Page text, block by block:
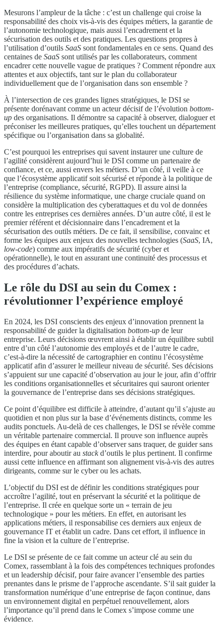
Mesurons l’ampleur de la tâche : c’est un challenge qui croise la
responsabilité des choix vis-à-vis des équipes métiers, la garantie de
l’autonomie technologique, mais aussi l’encadrement et la
sécurisation des outils et des pratiques. Les questions propres à
l’utilisation d’outils SaaS sont fondamentales en ce sens. Quand des
centaines de SaaS sont utilisés par les collaborateurs, comment
encadrer cette nouvelle vague de pratiques ? Comment répondre aux
attentes et aux objectifs, tant sur le plan du collaborateur
individuellement que de l’organisation dans son ensemble ?
À l’intersection de ces grandes lignes stratégiques, le DSI se
présente dorénavant comme un acteur décisif de l’évolution bottom-
up des organisations. Il démontre sa capacité à observer, dialoguer et
préconiser les meilleures pratiques, qu’elles touchent un département
spécifique ou l’organisation dans sa globalité.
C’est pourquoi les entreprises qui savent instaurer une culture de
l’agilité considèrent aujourd’hui le DSI comme un partenaire de
confiance, et ce, aussi envers les métiers. D’un côté, il veille à ce
que l’écosystème applicatif soit sécurisé et réponde à la politique de
l’entreprise (compliance, sécurité, RGPD). Il assure ainsi la
résilience du système informatique, une charge cruciale quand on
considère la multiplication des cyberattaques et du vol de données
contre les entreprises ces dernières années. D’un autre côté, il est le
premier référent et décisionnaire dans l’encadrement et la
sécurisation des outils métiers. De ce fait, il sensibilise, convainc et
forme les équipes aux enjeux des nouvelles technologies (SaaS, IA,
low-code) comme aux impératifs de sécurité (cyber et
opérationnelle), le tout en assurant une continuité des processus et
des procédures d’achats.
Le rôle du DSI au sein du Comex :
révolutionner l’expérience employé
En 2024, les DSI conscients des enjeux d’innovation prennent la
responsabilité de guider la digitalisation bottom-up de leur
entreprise. Leurs décisions œuvrent ainsi à établir un équilibre subtil
entre d’un côté l’autonomie des employés et de l’autre le cadre,
c’est-à-dire la nécessité de cartographier en continu l’écosystème
applicatif afin d’assurer le meilleur niveau de sécurité. Ses décisions
s’appuient sur une capacité d’observation au jour le jour, afin d’offrir
les conditions organisationnelles et sécuritaires qui sauront orienter
la gouvernance de l’entreprise dans ses décisions stratégiques.
Ce point d’équilibre est difficile à atteindre, d’autant qu’il s’ajuste au
quotidien et non plus sur la base d’événements distincts, comme les
audits ponctuels. Au-delà de ces challenges, le DSI se révèle comme
un véritable partenaire commercial. Il prouve son influence auprès
des équipes en étant capable d’observer sans traquer, de guider sans
interdire, pour aboutir au stackd’outils le plus pertinent. Il confirme
aussi cette influence en affirmant son alignement vis-à-vis des autres
dirigeants, comme sur le cyber ou les achats.
L’objectif du DSI est de définir les conditions stratégiques pour
accroître l’agilité, tout en préservant la sécurité et la politique de
l’entreprise. Il crée en quelque sorte un « terrain de jeu
technologique » pour les métiers. En effet, en autorisant les
applications métiers, il responsabilise ces derniers aux enjeux de
gouvernance IT et établit un cadre. Dans cet effort, il influence in
fine la vision et la culture de l’entreprise.
Le DSI se présente de ce fait comme un acteur clé au sein du
Comex, rassemblant à la fois des compétences techniques profondes
et un leadership décisif, pour faire avancer l’ensemble des parties
prenantes dans le prisme de l’approche ascendante. S’il sait guider la
transformation numérique d’une entreprise de façon continue, dans
un environnement digital en perpétuel renouvellement, alors
l’importance qu’il prend dans le Comex s’impose comme une
évidence.